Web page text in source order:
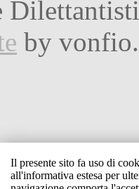
by
Il presente sito fa uso di
all'informativa estesa per